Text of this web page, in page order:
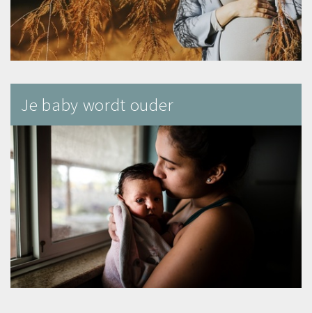
Je baby wordt ouder